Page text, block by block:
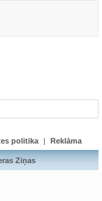
politika | Reklāma
Ziņas